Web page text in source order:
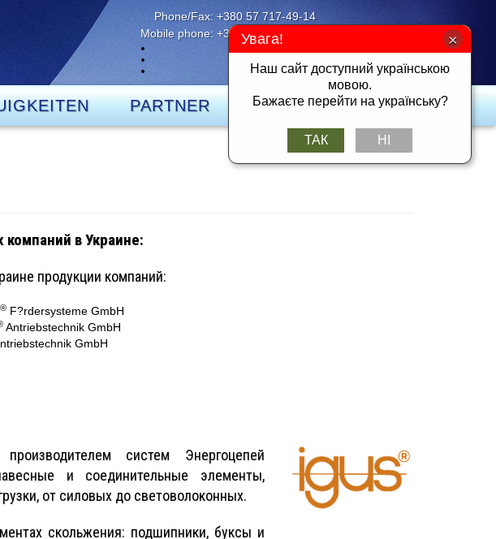
Phone/Fax: +380 57 717-49-14
Mobile phone: +380 50 401-26-25
DE
PARTNER KONTACT
в Украине:
продукции компаний:
® F?rdersysteme GmbH
Antriebstechnik GmbH
GmbH
систем Энергоцепей
и соединительные элементы,
от силовых до световолоконных.
скольжения: подшипники, буксы и
Увага!
Наш сайт доступний українською
мовою.
Бажаєте перейти на українську?
ТАК НІ